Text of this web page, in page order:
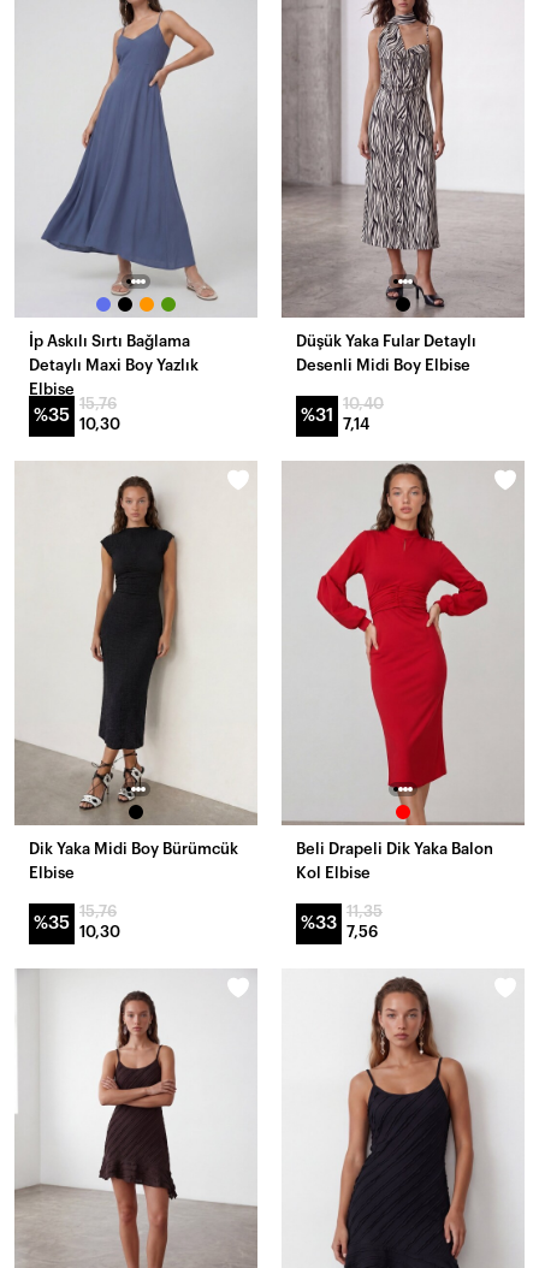
İp Askılı Sırtı Bağlama
Detaylı Maxi Boy Yazlık
Elbise
%35
15,76
10,30
Düşük Yaka Fular Detaylı
Desenli Midi Boy Elbise
%31
10,40
7,14
Dik Yaka Midi Boy Bürümcük
Elbise
%35
15,76
10,30
Beli Drapeli Dik Yaka Balon
Kol Elbise
%33
11,35
7,56